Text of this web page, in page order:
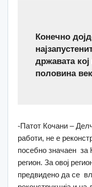
Конечно
државата
половина
-Патот Кочани –
работи, не е
посебно значаен за
регион. За овој
предвидено да се